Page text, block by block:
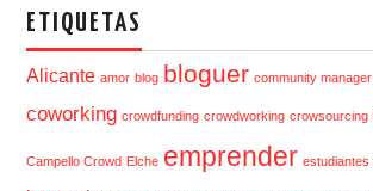
ETIQUETAS
Alicante amor blog bloguer community manager
coworking crowdfunding crowdworking crowsourcing
Campello Crowd Elche emprender estudiantes